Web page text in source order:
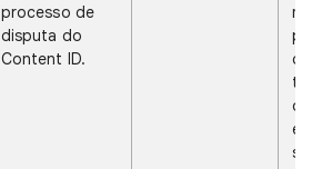
processo de
disputa do
Content ID.
o